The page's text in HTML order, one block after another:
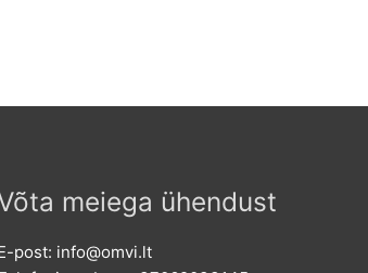
meiega ühendust
post: info@omvi.lt